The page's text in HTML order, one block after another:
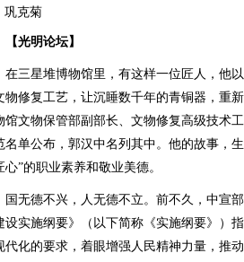
巩克菊
【光明论坛】
星堆博物馆里，有这样一位匠人，他以
物修复工艺，让沉睡数千年的青铜器，重
馆文物保管部副部长、文物修复高级技术
名单公布，郭汉中名列其中。他的故事，
心”的职业素养和敬业美德。
德不兴，人无德不立。前不久，中宣部
设实施纲要》（以下简称《实施纲要》）
代化的要求，着眼增强人民精神力量，推